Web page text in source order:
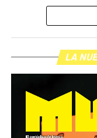
de cabecera Hugo
inolvidable sobre
siempre, Pablo
grito pelado.
Descargar los
Foto: Nacho Yuchark
LA